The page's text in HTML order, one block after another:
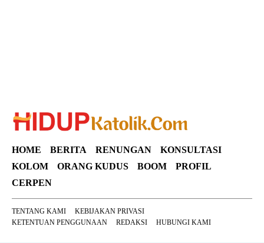
HOME BERITA RENUNGAN
KONSULTASI
KOLOM
ORANG KUDUS BOOM
PROFIL
CERPEN
TENTANG KAMI
KEBIJAKAN PRIVASI
KETENTUAN PENGGUNAAN
REDAKSI HUBUNGI KAMI